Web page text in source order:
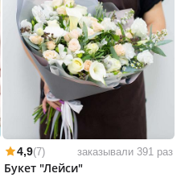
4,9(7) заказывали 391 раз
Букет "Лейси"